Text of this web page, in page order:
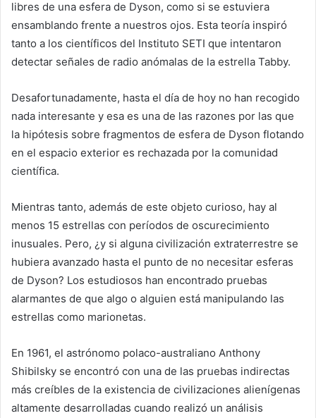
libres de una esfera de Dyson, como si se estuviera
ensamblando frente a nuestros ojos. Esta teoría inspiró
tanto a los científicos del Instituto SETI que intentaron
detectar señales de radio anómalas de la estrella Tabby.
Desafortunadamente, hasta el día de hoy no han recogido
nada interesante y esa es una de las razones por las que
la hipótesis sobre fragmentos de esfera de Dyson flotando
en el espacio exterior es rechazada por la comunidad
científica.
Mientras tanto, además de este objeto curioso, hay al
menos 15 estrellas con períodos de oscurecimiento
inusuales. Pero, ¿y si alguna civilización extraterrestre se
hubiera avanzado hasta el punto de no necesitar esferas
de Dyson? Los estudiosos han encontrado pruebas
alarmantes de que algo o alguien está manipulando las
estrellas como marionetas.
En 1961, el astrónomo polaco-australiano Anthony
Shibilsky se encontró con una de las pruebas indirectas
más creíbles de la existencia de civilizaciones alienígenas
altamente desarrolladas cuando realizó un análisis